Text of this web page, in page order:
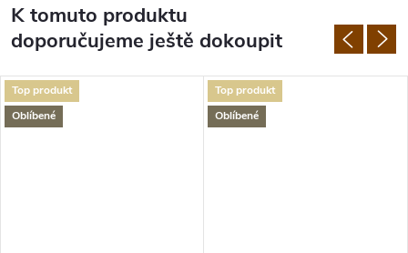
K tomuto produktu
doporučujeme ještě dokoupit
Top produkt
Oblíbené
Top produkt
Oblíbené